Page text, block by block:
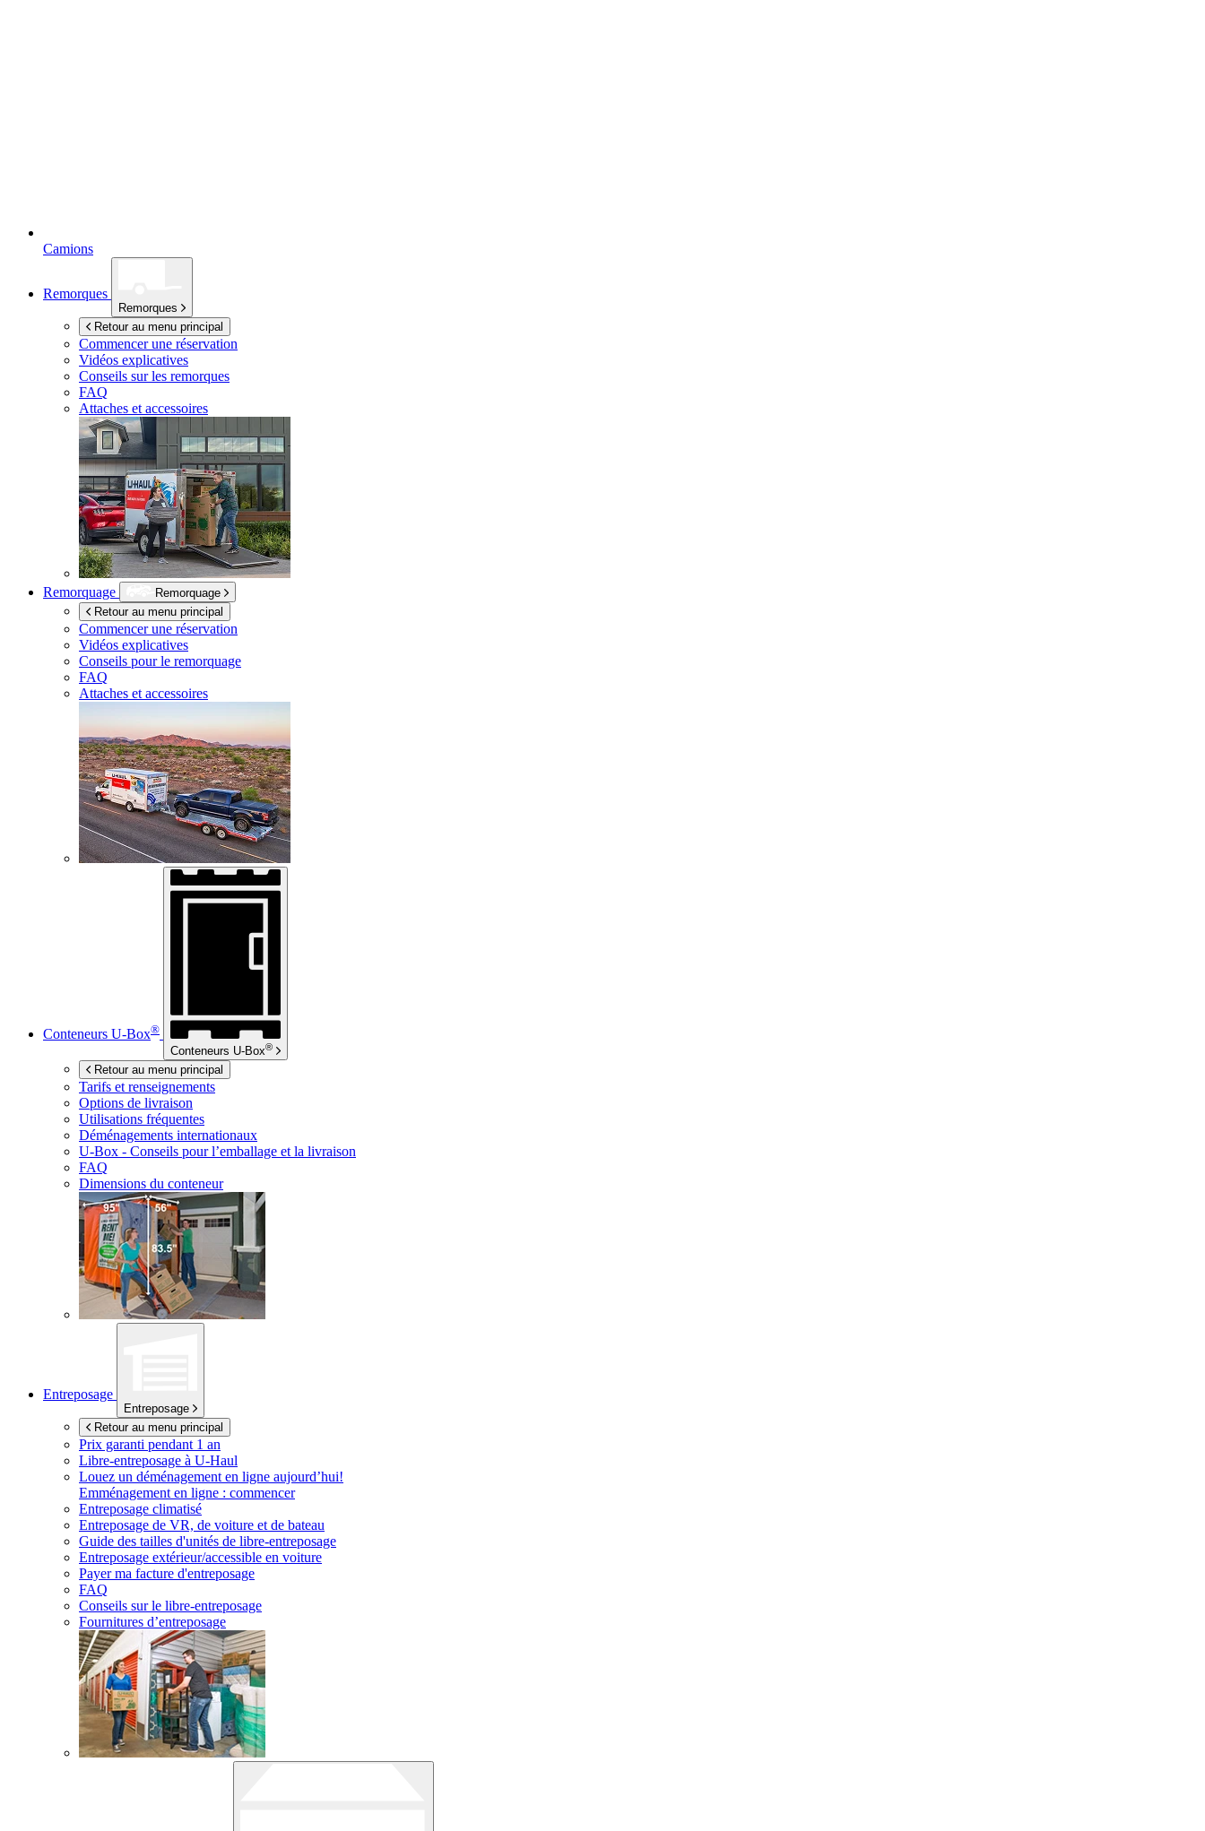
Camions
Remorques
Remorques
Retour au menu principal
Commencer une réservation
Vidéos explicatives
Conseils sur les remorques
FAQ
Attaches et accessoires
Remorquage
Remorquage
Retour au menu principal
Commencer une réservation
Vidéos explicatives
Conseils pour le remorquage
FAQ
Attaches et accessoires
Conteneurs U-Box®
Conteneurs U-Box®
Retour au menu principal
Tarifs et renseignements
Options de livraison
Utilisations fréquentes
Déménagements internationaux
U-Box - Conseils pour l’emballage et la livraison
FAQ
Dimensions du conteneur
Entreposage
Entreposage
Retour au menu principal
Prix garanti pendant 1 an
Libre-entreposage à U-Haul
Louez un déménagement en ligne aujourd’hui!
Emménagement en ligne : commencer
Entreposage climatisé
Entreposage de VR, de voiture et de bateau
Guide des tailles d'unités de libre-entreposage
Entreposage extérieur/accessible en voiture
Payer ma facture d'entreposage
FAQ
Conseils sur le libre-entreposage
Fournitures d’entreposage